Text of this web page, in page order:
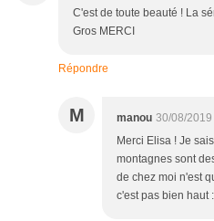
C'est de toute beauté ! La
Gros MERCI
Répondre
M manou 30/08/2019
Merci Elisa ! Je
montagnes sont
de chez moi n'est
c'est pas bien haut